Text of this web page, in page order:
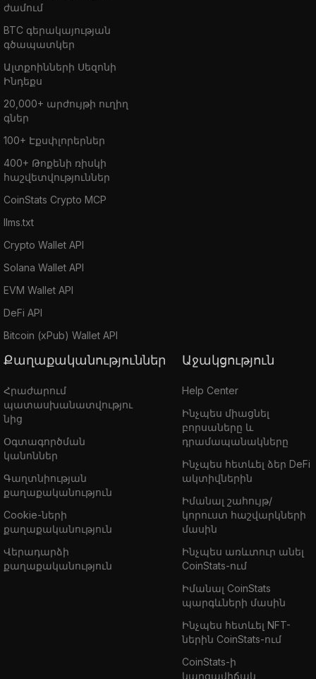
ժամում
BTC գերակայության
գծապատկեր
Ալտքոինների Սեզոնի
Ինդեքս
20,000+ արժույթի ուղիղ
գներ
100+ Էքսփլորերներ
400+ Թոքենի ռիսկի
հաշվետվություններ
CoinStats Crypto MCP
llms.txt
Crypto Wallet API
Solana Wallet API
EVM Wallet API
DeFi API
Bitcoin (xPub) Wallet API
Քաղաքականություններ
Հրաժարում
պատասխանատվությու
նից
Օգտագործման
կանոններ
Գաղտնիության
քաղաքականություն
Cookie-ների
քաղաքականություն
Վերադարձի
քաղաքականություն
Աջակցություն
Help Center
Ինչպես միացնել
բորսաները և
դրամապանակները
Ինչպես հետևել ձեր DeFi
ակտիվներին
Իմանալ շահույթ/
կորուստ հաշվարկների
մասին
Ինչպես առևտուր անել
CoinStats-ում
Իմանալ CoinStats
պարգևների մասին
Ինչպես հետևել NFT-
ներին CoinStats-ում
CoinStats-ի
կարգավիճակ